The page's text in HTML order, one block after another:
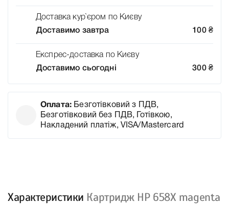
Доставка кур`єром по Києву
Доставимо завтра
100 ₴
Експрес-доставка по Києву
Доставимо сьогодні
300 ₴
Оплата: Безготівковий з ПДВ,
Безготівковий без ПДВ, Готівкою,
Накладений платіж, VISA/Mastercard
Характеристики Картридж HP 658X magenta